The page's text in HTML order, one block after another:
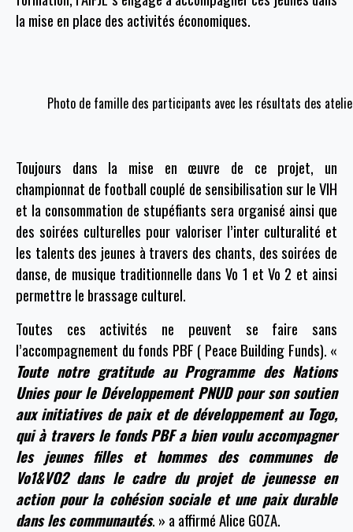
la mise en place des activités économiques.
Photo de famille des participants avec les résultats des
Toujours dans la mise en œuvre de ce projet, un
championnat de football couplé de sensibilisation sur le VIH
et la consommation de stupéfiants sera organisé ainsi que
des soirées culturelles pour valoriser l’inter culturalité et
les talents des jeunes à travers des chants, des soirées de
danse, de musique traditionnelle dans Vo 1 et Vo 2 et ainsi
permettre le brassage culturel.
Toutes ces activités ne peuvent se faire sans
l’accompagnement du fonds PBF ( Peace Building Funds). «
Toute notre gratitude au Programme des Nations
Unies pour le Développement PNUD pour son soutien
aux initiatives de paix et de développement au Togo,
qui à travers le fonds PBF a bien voulu accompagner
les jeunes filles et hommes des communes de
Vo1&VO2 dans le cadre du projet de jeunesse en
action pour la cohésion sociale et une paix durable
dans les communautés. » a affirmé Alice GOZA.